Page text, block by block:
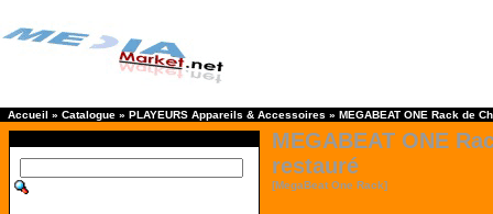
Accueil » Catalogue » PLAYEURS Appareils & Accessoires » MEGABEAT ONE Rack de
MEGABEAT ONE
restauré
[MegaBeat One Rack]